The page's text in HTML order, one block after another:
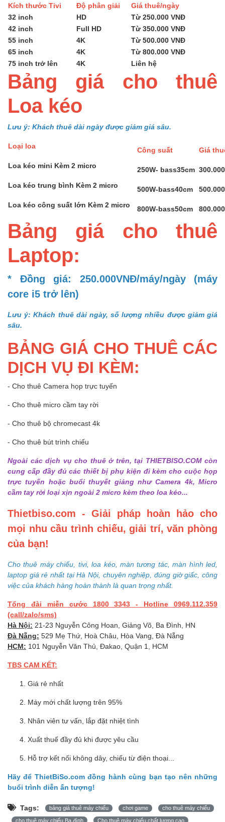
Kích thước Tivi Độ phân giải
Giá thuê/ngày
32 inch
HD
Từ 250.000 VNĐ
42 inch
Full HD
Từ 350.000 VNĐ
55 inch
4K
Từ 500.000 VNĐ
65 inch
4K
Từ 800.000 VNĐ
75 inch trở lên
4K Liên hệ
Bảng giá cho thuê
Loa kéo
Lưu ý: Khách thuê dài ngày được giảm giá sâu.
Loại loa Công suất
Giá
Loa kéo mini Kèm 2 micro
250W- bass35cm
Loa kéo trung bình Kèm 2 micro
500W-bass40cm
Loa kéo công suất lớn Kèm 2 micro
800W-bass50cm
Bảng giá cho thuê
Laptop:
* Đồng giá: 250.000VNĐ/máy/ngày (máy
core i5 trở lên)
Lưu ý: Khách thuê dài ngày, số lượng nhiều được giảm giá
sâu.
BẢNG GIÁ CHO THUÊ CÁC
DỊCH VỤ ĐI KÈM:
- Cho thuê Camera họp trực tuyến
- Cho thuê micro cầm tay rời
- Cho thuê bộ chromecast 4k
- Cho thuê bút trình chiếu
Ngoài các dịch vụ cho thuê ở trên, tại THIETBISO.COM còn
cung cấp đầy đủ các thiết bị phụ kiện đi kèm cho cuộc họp
trực tuyến hoặc buổi thuyết giảng như Camera 4k, Micro
cầm tay rời loại xịn ngoài 2 micro kèm theo loa kéo...
Thietbiso.com - Giải pháp hoàn hảo cho
mọi nhu cầu trình chiếu, giải trí, văn phòng
của bạn!
Cho thuê máy chiếu, tivi, loa kéo, màn tương tác, màn hình led,
laptop giá rẻ nhất tại Hà Nội, chuyên nghiệp, đúng giờ giấc, công
việc của khách hàng hoàn thành là quan trọng nhất.
Tổng đài miễn cước 1800 3343 - Hotline 0969.112.359
(call/zalo/sms)
Hà Nội: 21-23 Nguyễn Công Hoan, Giảng Võ, Ba Đình, HN
Đà Nẵng: 529 Mẹ Thứ, Hoà Châu, Hòa Vang, Đà Nẵng
HCM: 101 Nguyễn Văn Thủ, Đakao, Quận 1, HCM
TBS CAM KẾT:
Giá rẻ nhất
Máy mới chất lượng trên 95%
Nhân viên tư vấn, lắp đặt nhiệt tình
Xuất thuế đầy đủ khi được yêu cầu
Hỗ trợ kết nối không dây, chiếu từ điện thoại...
Hãy để ThietBiSo.com đồng hành cùng bạn tạo nên những
buổi trình diễn ấn tượng!
Tags: bảng giá thuê máy chiếu chơi game cho thuê máy chiếu
cho thuê máy chiếu Ba đình Cho thuê máy chiếu chất lượng cao